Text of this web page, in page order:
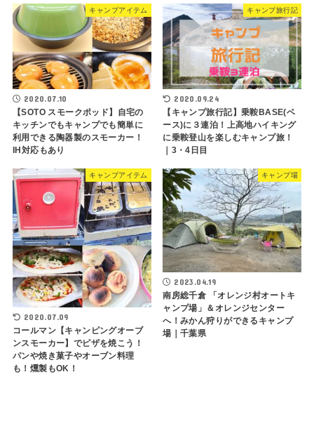
キャンプアイテム
2020.07.10
【SOTO スモークポッド】自宅の
キッチンでもキャンプでも簡単に
利用できる陶器製のスモーカー！
IH対応もあり
キャンプ旅行記
2020.09.24
【キャンプ旅行記】乗鞍BASE(ベ
ース)に３連泊！上高地ハイキング
に乗鞍登山を楽しむキャンプ旅！
｜3・4日目
キャンプアイテム
2020.07.09
コールマン【キャンピングオーブ
ンスモーカー】でピザを焼こう！
パンや焼き菓子やオーブン料理
も！燻製もOK！
キャンプ場
2023.04.19
南房総千倉 「オレンジ村オートキ
ャンプ場」＆オレンジセンター
へ！みかん狩りができるキャンプ
場｜千葉県